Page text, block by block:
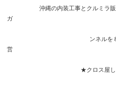
沖縄の内装工事とクルミラ
ンネルを
★クロス屋しげおや